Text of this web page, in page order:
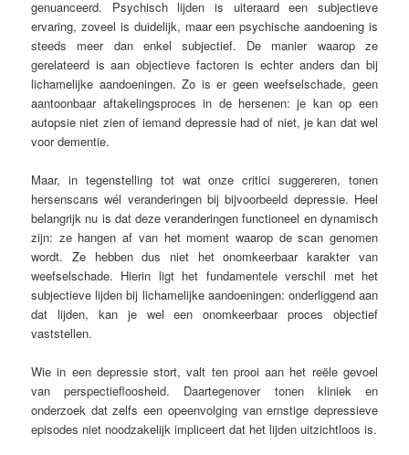
genuanceerd. Psychisch lijden is uiteraard een subjectieve
ervaring, zoveel is duidelijk, maar een psychische aandoening is
steeds meer dan enkel subjectief. De manier waarop ze
gerelateerd is aan objectieve factoren is echter anders dan bij
lichamelijke aandoeningen. Zo is er geen weefselschade, geen
aantoonbaar aftakelingsproces in de hersenen: je kan op een
autopsie niet zien of iemand depressie had of niet, je kan dat wel
voor dementie.
Maar, in tegenstelling tot wat onze critici suggereren, tonen
hersenscans wél veranderingen bij bijvoorbeeld depressie. Heel
belangrijk nu is dat deze veranderingen functioneel en dynamisch
zijn: ze hangen af van het moment waarop de scan genomen
wordt. Ze hebben dus niet het onomkeerbaar karakter van
weefselschade. Hierin ligt het fundamentele verschil met het
subjectieve lijden bij lichamelijke aandoeningen: onderliggend aan
dat lijden, kan je wel een onomkeerbaar proces objectief
vaststellen.
Wie in een depressie stort, valt ten prooi aan het reële gevoel
van perspectiefloosheid. Daartegenover tonen kliniek en
onderzoek dat zelfs een opeenvolging van ernstige depressieve
episodes niet noodzakelijk impliceert dat het lijden uitzichtloos is.